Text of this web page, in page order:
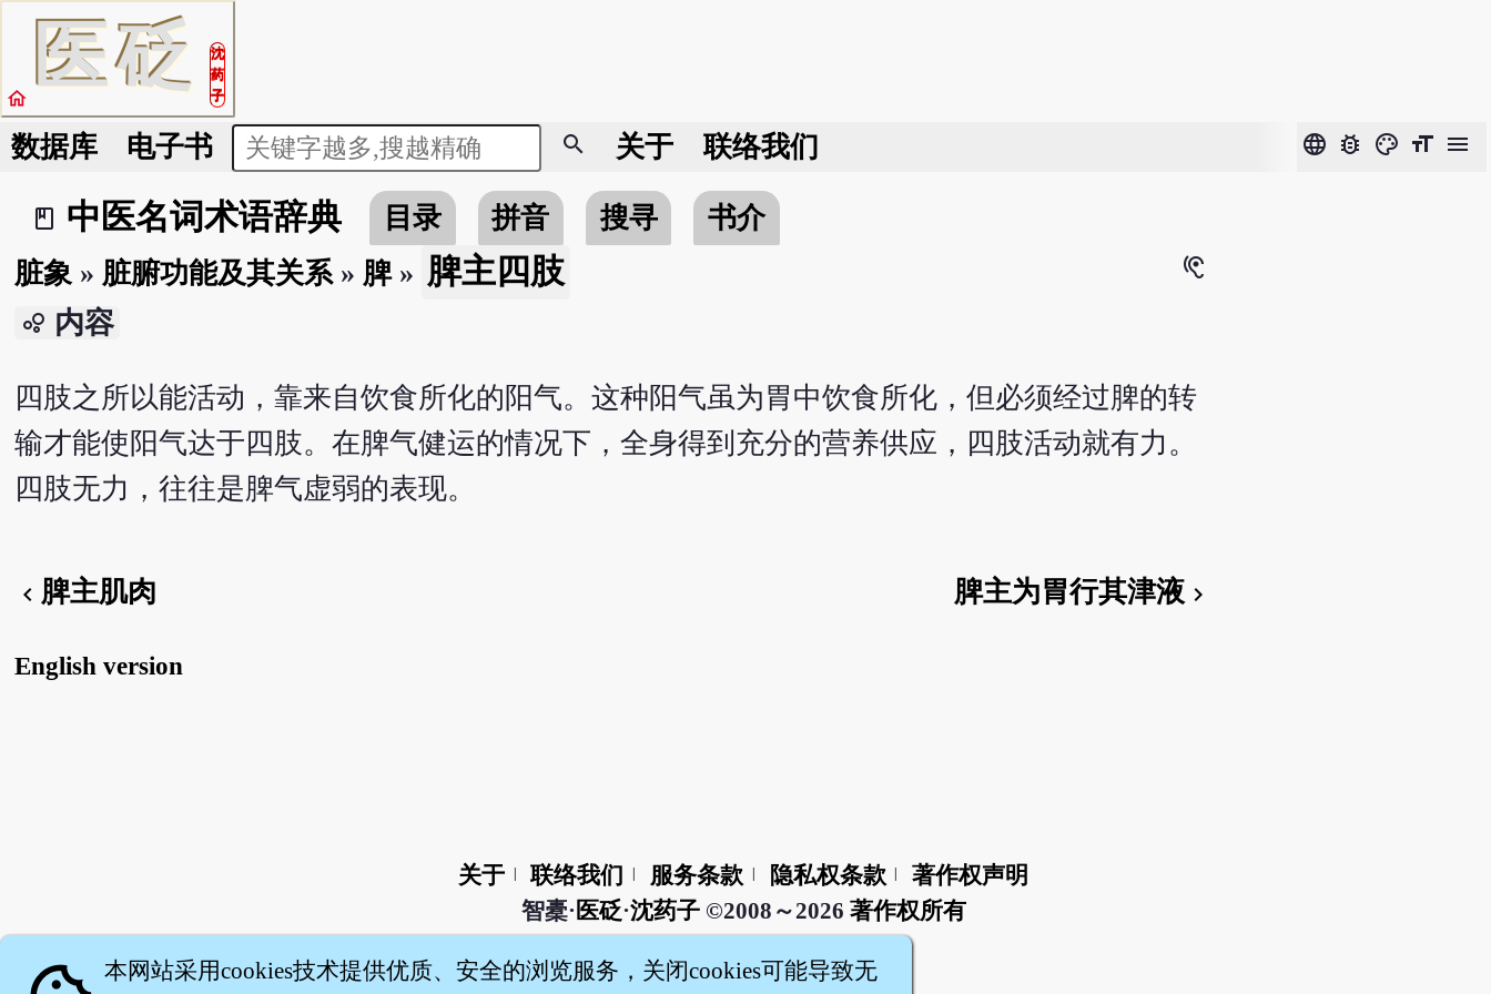
医砭
沈
药
子
home
数据库 电子书 search 关于 联络我们 language bug_report color_lens format_size menu
book_2
中医名词术语辞典 目录 拼音 搜寻
书介
脏象 » 脏腑功能及其关系» 脾» 脾主四肢 hearing
bubble_chart 内容
四肢之所以能活动，靠来自饮食所化的阳气。这种阳气虽为胃中饮食所化，但必须经过脾的转
输才能使阳气达于四肢。在脾气健运的情况下，全身得到充分的营养供应，四肢活动就有力。
四肢无力，往往是脾气虚弱的表现。
chevron_left 脾主肌肉 脾主为胃行其津液chevron_right
English version
关于 联络我们 服务条款 隐私权条款
著作权声明
智橐· 医砭·沈药子©2008～2026 著作权所有
本网站采用cookies技术提供优质、安全的浏览服务，关闭cookies可能导致无